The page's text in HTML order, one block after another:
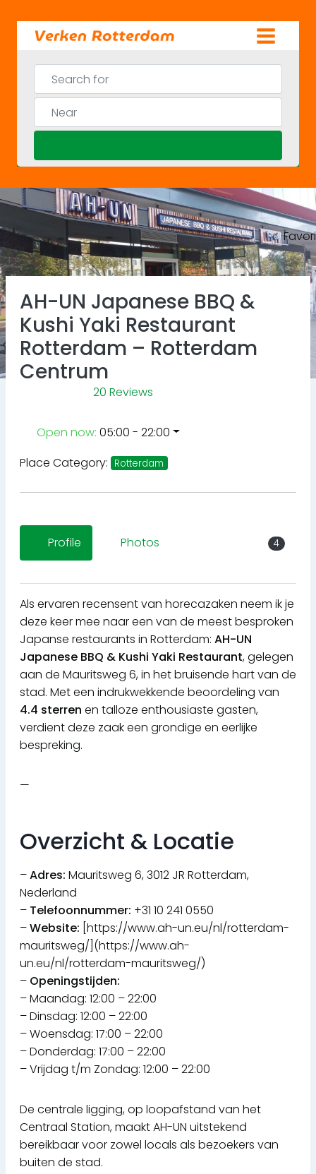
content
Search for
Near
Previous
AH-UN Japanese BBQ &
Kushi Yaki Restaurant
Rotterdam – Rotterdam
Centrum
20 Reviews
Open now: 05:00 - 22:00
Place Category: Rotterdam
Profile Photos 4
Als ervaren recensent van horecazaken neem ik je
deze keer mee naar een van de meest besproken
Japanse restaurants in Rotterdam: AH-UN
Japanese BBQ & Kushi Yaki Restaurant, gelegen
aan de Mauritsweg 6, in het bruisende hart van de
stad. Met een indrukwekkende beoordeling van
4.4 sterren en talloze enthousiaste gasten,
verdient deze zaak een grondige en eerlijke
bespreking.
—
Overzicht & Locatie
–Adres: Mauritsweg 6, 3012 JR Rotterdam,
Nederland
– Telefoonnummer: +31 10 241 0550
–Website: [https://www.ah-un.eu/nl/rotterdam-
mauritsweg/](https://www.ah-
un.eu/nl/rotterdam-mauritsweg/)
– Openingstijden:
– Maandag: 12:00 – 22:00
– Dinsdag: 12:00 – 22:00
– Woensdag: 17:00 – 22:00
– Donderdag: 17:00 – 22:00
– Vrijdag t/m Zondag: 12:00 – 22:00
De centrale ligging, op loopafstand van het
Centraal Station, maakt AH-UN uitstekend
bereikbaar voor zowel locals als bezoekers van
buiten de stad.